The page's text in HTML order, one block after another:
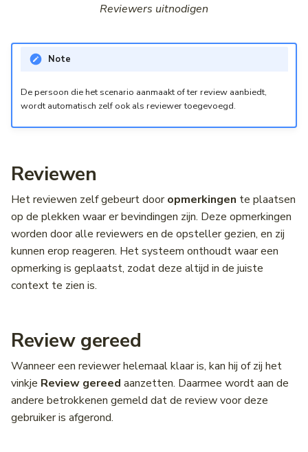
Reviewers uitnodigen
Note
De persoon die het scenario aanmaakt of ter review aanbiedt,
wordt automatisch zelf ook als reviewer toegevoegd.
Reviewen
Het reviewen zelf gebeurt dooropmerkingen te plaatsen
op de plekken waar er bevindingen zijn. Deze opmerkingen
worden door alle reviewers en de opsteller gezien, en zij
kunnen erop reageren. Het systeem onthoudt waar een
opmerking is geplaatst, zodat deze altijd in de juiste
context te zien is.
Review gereed
Wanneer een reviewer helemaal klaar is, kan hij of zij het
vinkje Review gereed aanzetten. Daarmee wordt aan de
andere betrokkenen gemeld dat de review voor deze
gebruiker is afgerond.